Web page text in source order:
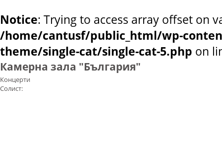
Notice: Trying to access array offset on
/home/cantusf/public_html/wp-
theme/single-cat/single-cat-5.php on
Камерна зала "България"
Концерти
Солист: